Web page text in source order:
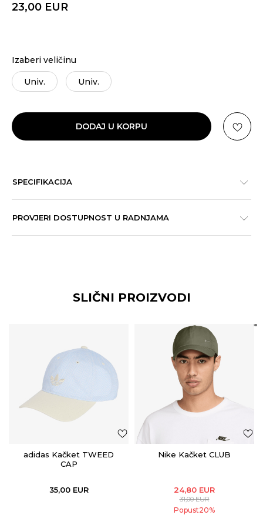
23,00 EUR
Izaberi veličinu
Univ. Univ.
DODAJ U KORPU
SPECIFIKACIJA
PROVJERI DOSTUPNOST U RADNJAMA
SLIČNI PROIZVODI
adidas Kačket TWEED
CAP
35,00 EUR
Nike Kačket CLUB
24,80 EUR
31,00EUR
Popust20%